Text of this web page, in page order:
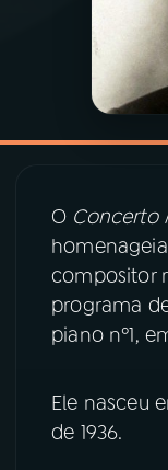
PODCASTS
07 ÚLTIMAS
08PRÊMIO
YouTube
O Concerto
compositor
programa
piano nº1,
Ele nasceu
de 1936.